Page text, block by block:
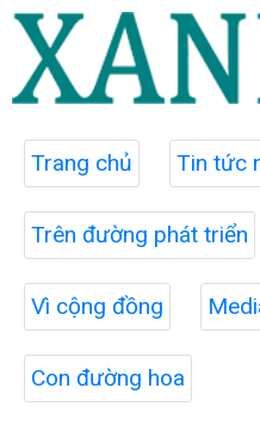
Trang chủ Tin tức
Trên đường phát triển
Vì cộng đồng
Con đường hoa